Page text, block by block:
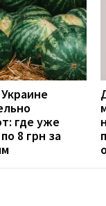
где уже
8 грн за